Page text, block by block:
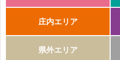
庄内エリア
県外エリア